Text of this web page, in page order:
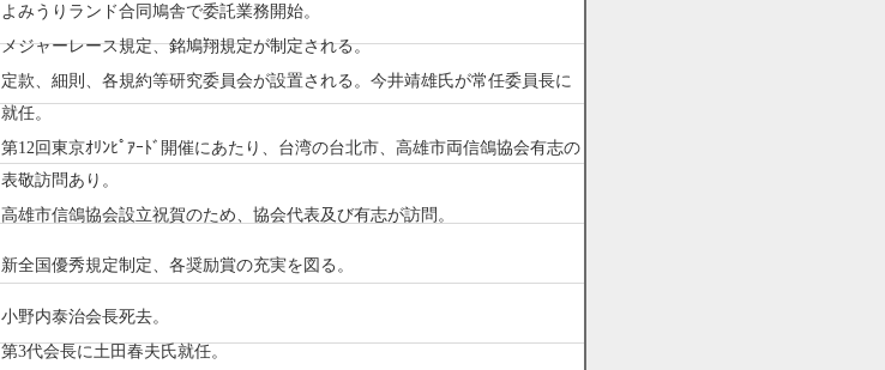
よみうりランド合同鳩舎で委託業務開始。
メジャーレース規定、銘鳩翔規定が制定される。
定款、細則、各規約等研究委員会が設置される。今井靖雄氏が常任委員長に
就任。
第12回東京ｵﾘﾝﾋﾟｱｰﾄﾞ開催にあたり、台湾の台北市、高雄市両信鴿協会有志の
表敬訪問あり。
高雄市信鴿協会設立祝賀のため、協会代表及び有志が訪問。
新全国優秀規定制定、各奨励賞の充実を図る。
小野内泰治会長死去。
第3代会長に土田春夫氏就任。